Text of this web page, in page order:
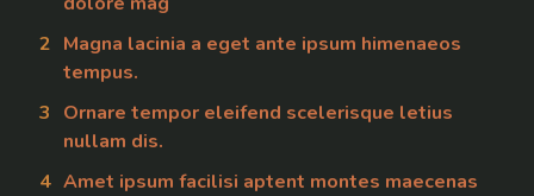
Magna lacinia a eget ante ipsum himenaeos
tempus.
Ornare tempor eleifend scelerisque letius
nullam dis.
Amet ipsum facilisi aptent montes maecenas